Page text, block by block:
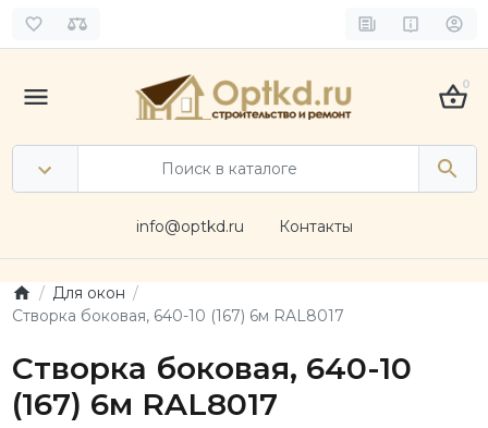
0
info@optkd.ru Контакты
Для окон
Створка боковая, 640-10 (167) 6м RAL8017
Створка боковая, 640-10
(167) 6м RAL8017